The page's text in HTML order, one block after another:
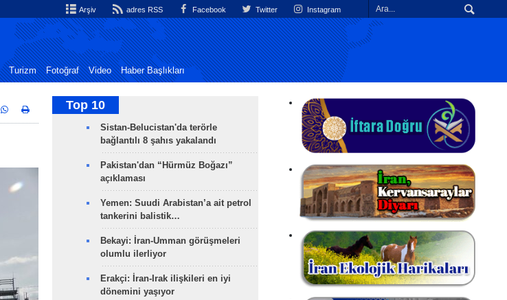
Arşiv adres RSS Facebook Twitter Instagram
Turizm Fotoğraf Video Haber Başlıkları
Top 10
Sistan-Belucistan'da terörle
bağlantılı 8 şahıs yakalandı
Pakistan'dan “Hürmüz Boğazı”
açıklaması
Yemen: Suudi Arabistan’a ait petrol
tankerini balistik…
Bekayi: İran-Umman görüşmeleri
olumlu ilerliyor
Erakçi: İran-Irak ilişkileri en iyi
dönemini yaşıyor